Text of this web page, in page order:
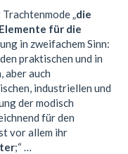
„die
für die
in zweifachem Sinn:
praktischen und in
aber auch
industriellen und
der modisch
für den
vor allem ihr
;“ …